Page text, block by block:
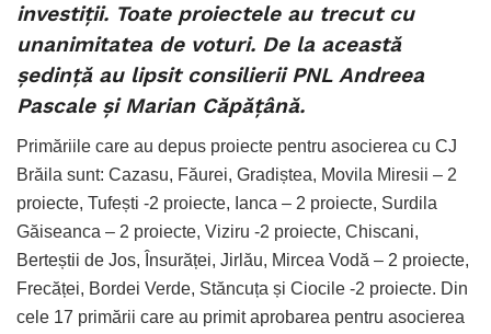
investiții. Toate proiectele au trecut cu
unanimitatea de voturi. De la această
ședință au lipsit consilierii PNL Andreea
Pascale și Marian Căpățână.
Primăriile care au depus proiecte pentru asocierea cu CJ
Brăila sunt: Cazasu, Făurei, Gradiștea, Movila Miresii – 2
proiecte, Tufești -2 proiecte, Ianca – 2 proiecte, Surdila
Găiseanca – 2 proiecte, Viziru -2 proiecte, Chiscani,
Berteștii de Jos, Însurăței, Jirlău, Mircea Vodă – 2 proiecte,
Frecăței, Bordei Verde, Stăncuța și Ciocile -2 proiecte. Din
cele 17 primării care au primit aprobarea pentru asocierea